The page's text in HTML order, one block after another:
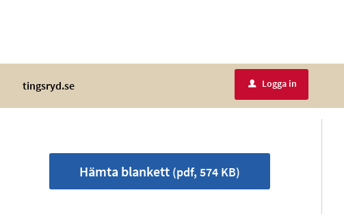
tingsryd.se u Logga in
Hämta blankett (pdf, 574 KB)